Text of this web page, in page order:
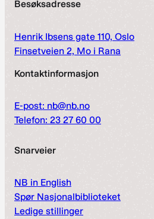
Besøksadresse
Henrik Ibsens gate 110, Oslo
Finsetveien 2, Mo i Rana
Kontaktinformasjon
E-post: nb@nb.no
Telefon: 23 27 60 00
Snarveier
NB in English
Spør Nasjonalbiblioteket
Ledige stillinger